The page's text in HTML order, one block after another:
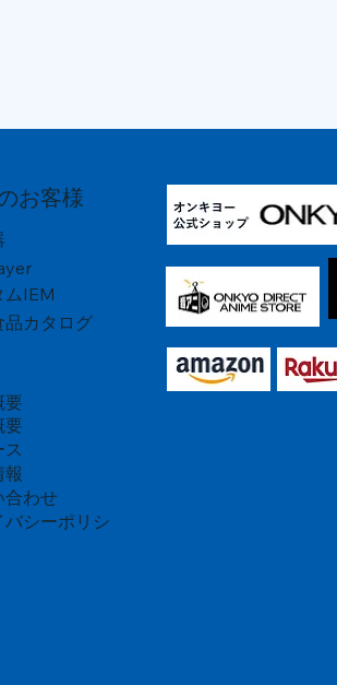
お客様
ムIEM
品カタログ
バシーポリシ
合わせ
報
ス
要
要